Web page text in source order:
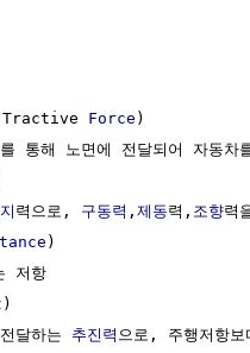
Force )
통해 노면에 전달되어 자동
력으로, 구동력 , 제동력, 조향력
)
저항
달하는
추진력 으로, 주행저항